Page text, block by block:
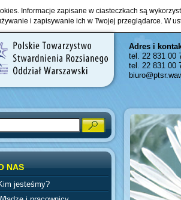
Informacje zapisane w ciasteczkach są
i zapisywanie ich w Twojej przeglądarce. W
Adres i
tel. 22 831 00
tel. 22 831 00
NAS
jesteśmy?